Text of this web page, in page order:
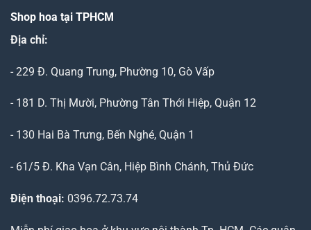
Shop hoa tại TPHCM
Địa chỉ:
- 229 Đ. Quang Trung, Phường 10, Gò Vấp
- 181 D. Thị Mười, Phường Tân Thới Hiệp, Quận 12
- 130 Hai Bà Trưng, Bến Nghé, Quận 1
- 61/5 Đ. Kha Vạn Cân, Hiệp Bình Chánh, Thủ Đức
Điện thoại: 0396.72.73.74